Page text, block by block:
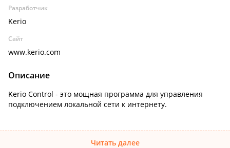
Разработчик
Kerio
Сайт
www.kerio.com
Описание
Kerio Control - это мощная программа для управления
подключением локальной сети к интернету.
Читать далее